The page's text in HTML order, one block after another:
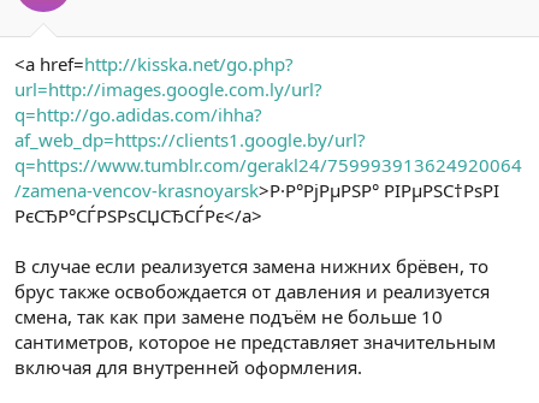
<a href=http://kisska.net/go.php?
url=http://images.google.com.ly/url?
q=http://go.adidas.com/ihha?
af_web_dp=https://clients1.google.by/url?
q=https://www.tumblr.com/gerakl24/759993913624920064
/zamena-vencov-krasnoyarsk>Р·Р°РјРµРЅР° РІРµРЅС†РѕРІ
РєСЂР°СЃРЅРѕСЏСЂСЃРє</a>
В случае если реализуется замена нижних брёвен, то
брус также освобождается от давления и реализуется
смена, так как при замене подъём не больше 10
сантиметров, которое не представляет значительным
включая для внутренней оформления.